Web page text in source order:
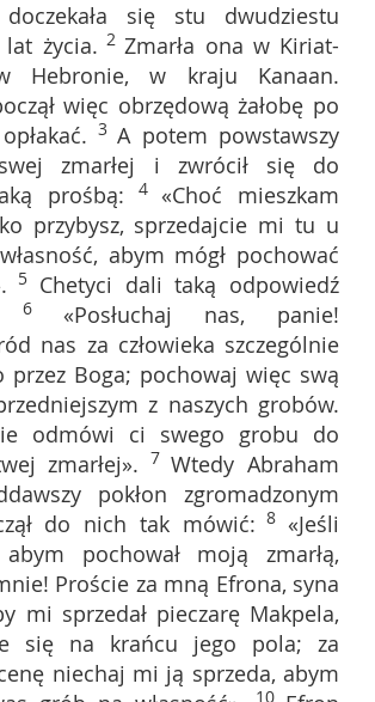
się stu dwudziestu
życia. 2 Zmarła ona w Kiriat-
Hebronie, w kraju Kanaan.
więc obrzędową żałobę po
3 A potem powstawszy
zmarłej i zwrócił się do
prośbą: 4 «Choć mieszkam
przybysz, sprzedajcie mi tu u
abym mógł pochować
5 Chetyci dali taką odpowiedź
6 «Posłuchaj nas, panie!
nas za człowieka szczególnie
przez Boga; pochowaj więc swą
z naszych grobów.
odmówi ci swego grobu do
zmarłej». 7Wtedy Abraham
pokłon zgromadzonym
do nich tak mówić: 8 «Jeśli
pochował moją zmarłą,
Proście za mną Efrona, syna
mi sprzedał pieczarę Makpela,
się na krańcu jego pola; za
niechaj mi ją sprzeda, abym
10